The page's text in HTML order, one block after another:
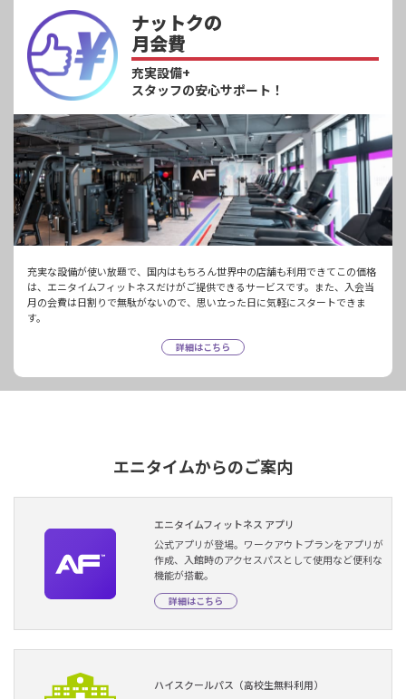
ナットクの
月会費
充実設備+
スタッフの安心サポート！
充実な設備が使い放題で、国内はもちろん世界中の店舗も利用できてこの価格
は、エニタイムフィットネスだけがご提供できるサービスです。また、入会当
月の会費は日割りで無駄がないので、思い立った日に気軽にスタートできま
す。
詳細はこちら
エニタイムからのご案内
エニタイムフィットネス アプリ
公式アプリが登場。ワークアウトプランをアプリが
作成、入館時のアクセスパスとして使用など便利な
機能が搭載。
詳細はこちら
ハイスクールパス（高校生無料利用）